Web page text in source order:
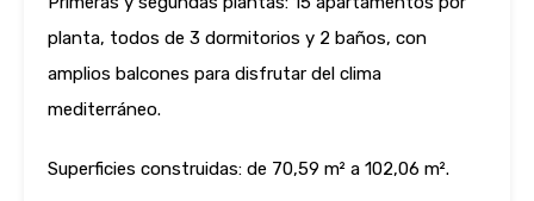
planta, todos de 3 dormitorios y 2 baños, con
amplios balcones para disfrutar del clima
mediterráneo.
Superficies construidas: de 70,59 m² a 102,06 m².